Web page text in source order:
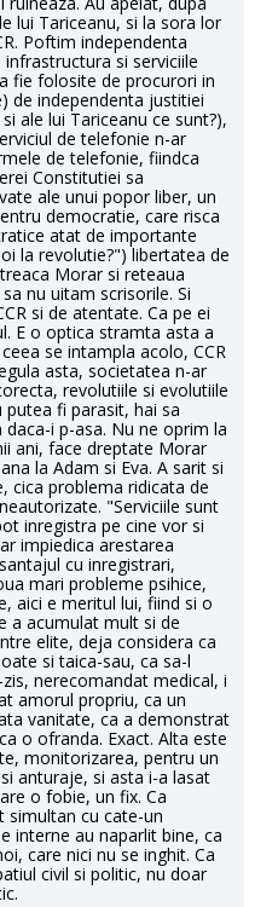
lui Tariceanu, si la sora lor
Poftim independenta
si serviciile
fie folosite de procurori in
de independenta justitiei
ale lui Tariceanu ce sunt?),
de telefonie n-ar
de telefonie, fiindca
Constitutiei sa
ale unui popor liber, un
democratie, care risca
atat de importante
la revolutie?") libertatea de
Morar si reteaua
nu uitam scrisorile. Si
si de atentate. Ca pe ei
E o optica stramta asta a
se intampla acolo, CCR
asta, societatea n-ar
revolutiile si evolutiile
fi parasit, hai sa
i p-asa. Nu ne oprim la
ani, face dreptate Morar
la Adam si Eva. A sarit si
cica problema ridicata de
"Serviciile sunt
inregistra pe cine vor si
impiedica arestarea
cu inregistrari,
mari probleme psihice,
aici e meritul lui, fiind si o
a acumulat mult si de
elite, deja considera ca
si taica-sau, ca sa-l
nerecomandat medical, i
amorul propriu, ca un
vanitate, ca a demonstrat
o ofranda. Exact. Alta este
monitorizarea, pentru un
anturaje, si asta i-a lasat
o fobie, un fix. Ca
simultan cu cate-un
interne au naparlit bine, ca
care nici nu se inghit. Ca
civil si politic, nu doar